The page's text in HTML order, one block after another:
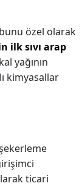
özel olarak
ilk sıvı arap
yağının
kimyasallar
ticari